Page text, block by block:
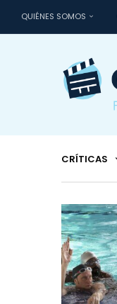
QUIÉNES SOMOS
CRÍTICAS